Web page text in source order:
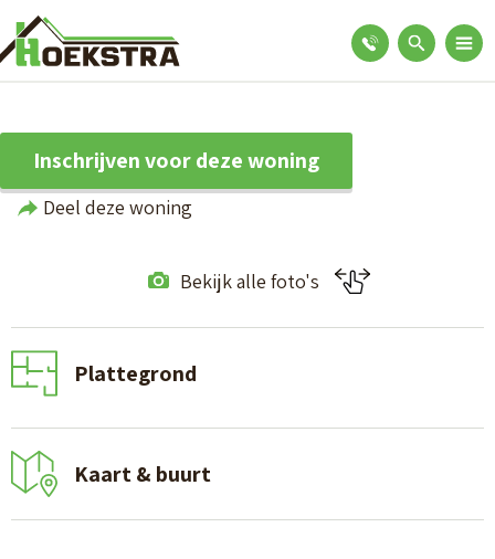
Inschrijven voor deze woning
Deel deze woning
Bekijk alle foto's
Plattegrond
Kaart & buurt